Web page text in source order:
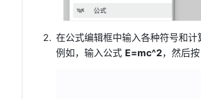
在公式编辑框中输入各种符号和
例如，输入公式 E=mc^2，然后按